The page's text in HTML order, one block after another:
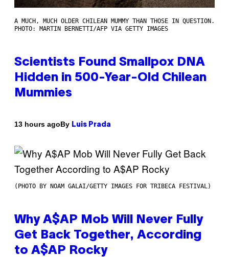
A MUCH, MUCH OLDER CHILEAN MUMMY THAN THOSE IN QUESTION.
PHOTO: MARTIN BERNETTI/AFP VIA GETTY IMAGES
Scientists Found Smallpox DNA
Hidden in 500-Year-Old Chilean
Mummies
13 hours agoBy Luis Prada
(PHOTO BY NOAM GALAI/GETTY IMAGES FOR TRIBECA FESTIVAL)
Why A$AP Mob Will Never Fully
Get Back Together, According
to A$AP Rocky